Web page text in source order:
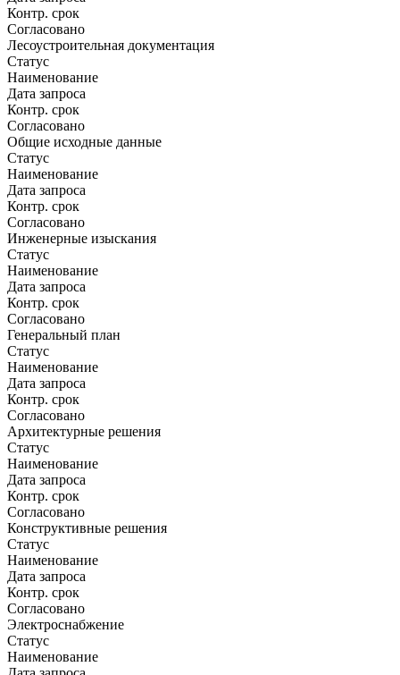
Контр. срок
Согласовано
Лесоустроительная документация
Статус
Наименование
Дата запроса
Контр. срок
Согласовано
Общие исходные данные
Статус
Наименование
Дата запроса
Контр. срок
Согласовано
Инженерные изыскания
Статус
Наименование
Дата запроса
Контр. срок
Согласовано
Генеральный план
Статус
Наименование
Дата запроса
Контр. срок
Согласовано
Архитектурные решения
Статус
Наименование
Дата запроса
Контр. срок
Согласовано
Конструктивные решения
Статус
Наименование
Дата запроса
Контр. срок
Согласовано
Электроснабжение
Статус
Наименование